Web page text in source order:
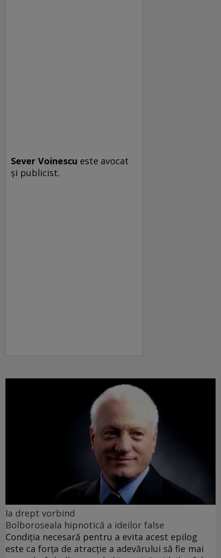
Sever Voinescu este avocat
şi publicist.
la drept vorbind
Bolboroseala hipnotică a ideilor false
Condiția necesară pentru a evita acest epilog
este ca forța de atracție a adevărului să fie mai